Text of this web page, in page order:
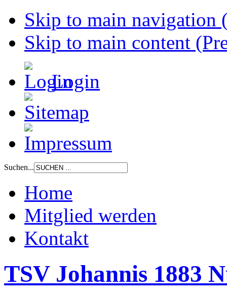
Skip to main navigation
Skip to main content
Login
Suchen...
Home
Mitglied werden
Kontakt
TSV Johannis 1883